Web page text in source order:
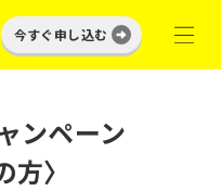
今すぐ申し込む
ンペーン
〉